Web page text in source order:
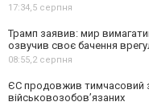
17:34,5 серпня
Трамп заявив: мир
озвучив своє бачення
08:55,2 серпня
ЄС продовжив тимчасовий
військовозобов’язаних